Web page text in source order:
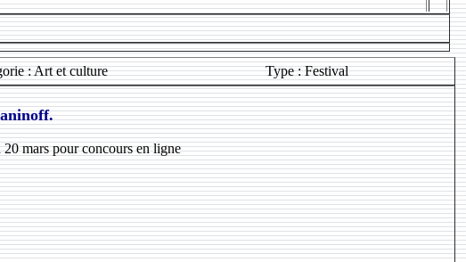
: Art et culture
Type : Festival
mars pour concours en ligne